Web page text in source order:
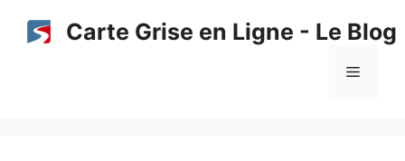
Carte Grise en Ligne - Le Blog
Menu